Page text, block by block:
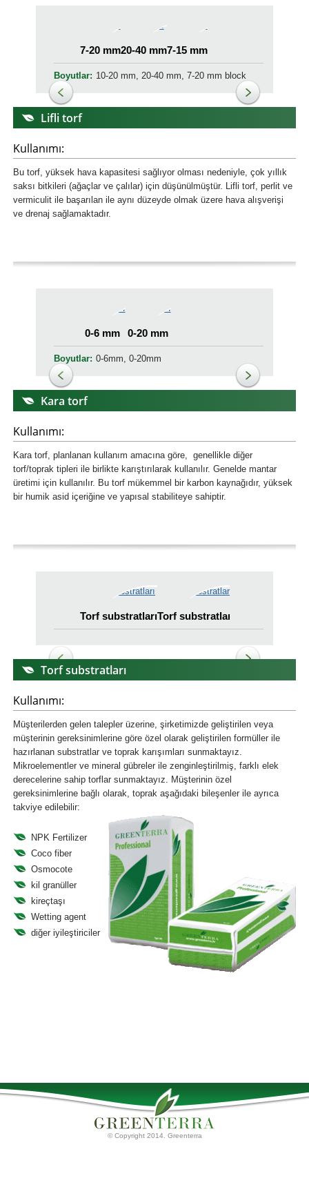
7-20 mm20-40 mm7-15 mm
Boyutlar: 10-20 mm, 20-40 mm, 7-20 mm block
Lifli torf
Kullanımı:
Bu torf, yüksek hava kapasitesi sağlıyor olması nedeniyle, çok yıllık
saksı bitkileri (ağaçlar ve çalılar) için düşünülmüştür. Lifli torf, perlit ve
vermiculit ile başarılan ile aynı düzeyde olmak üzere hava alışverişi
ve drenaj sağlamaktadır.
0-6 mm 0-20 mm
Boyutlar: 0-6mm, 0-20mm
Kara torf
Kullanımı:
Kara torf, planlanan kullanım amacına göre, genellikle diğer
torf/toprak tipleri ile birlikte karıştırılarak kullanılır. Genelde mantar
üretimi için kullanılır. Bu torf mükemmel bir karbon kaynağıdır, yüksek
bir humik asid içeriğine ve yapısal stabiliteye sahiptir.
Torf substratlarıTorf substratları
Torf substratları
Kullanımı:
Müşterilerden gelen talepler üzerine, şirketimizde geliştirilen veya
müşterinin gereksinimlerine göre özel olarak geliştirilen formüller ile
hazırlanan substratlar ve toprak karışımları sunmaktayız.
Mikroelementler ve mineral gübreler ile zenginleştirilmiş, farklı elek
derecelerine sahip torflar sunmaktayız. Müşterinin özel
gereksinimlerine bağlı olarak, toprak aşağıdaki bileşenler ile ayrıca
takviye edilebilir:
NPK Fertilizer
Coco fiber
Osmocote
kil granüller
kireçtaşı
Wetting agent
diğer iyileştiriciler
© Copyright 2014. Greenterra